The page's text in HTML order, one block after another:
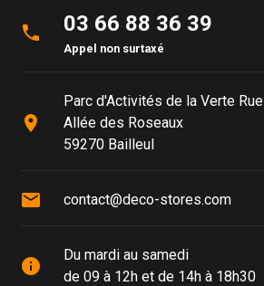
phone 03 66 88 36 39
Appel non surtaxé
place
Parc d'Activités de la Verte Rue
Allée des Roseaux
59270 Bailleul
mail contact@deco-stores.com
info
Du mardi au samedi
de 09 à 12h et de 14h à 18h30